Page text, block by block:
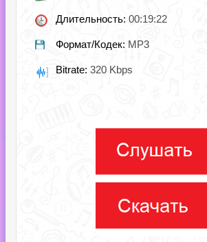
Длительность: 00:19:22
Формат/Кодек: MP3
Bitrate: 320 Kbps